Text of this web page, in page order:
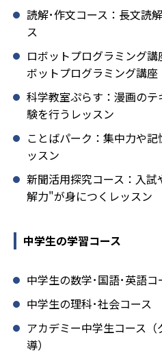
読解･作文コース：長文読
ス
ロボットプログラミング
ボットプログラミング講座
科学教室ぷらす：漫画の
験を行うレッスン
ことばパーク：集中力や
ッスン
新聞活用探究コース：入
解力"が身につくレッスン
中学生の学習コース
中学生の数学･国語･英語コ
中学生の理科･社会コース
アカデミー中学生コース
導）